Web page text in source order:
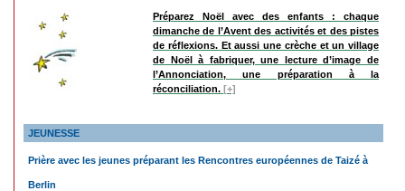
Préparez Noël avec des enfants : chaque
dimanche de l’Avent des activités et des pistes
de réflexions. Et aussi une crèche et un village
de Noël à fabriquer, une lecture d’image de
l’Annonciation, une préparation à la
réconciliation. [+]
JEUNESSE
Prière avec les jeunes préparant les Rencontres européennes de Taizé à
Berlin